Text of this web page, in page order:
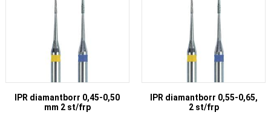
IPR diamantborr 0,45-0,50
mm 2 st/frp
IPR diamantborr 0,55-0,65,
2 st/frp